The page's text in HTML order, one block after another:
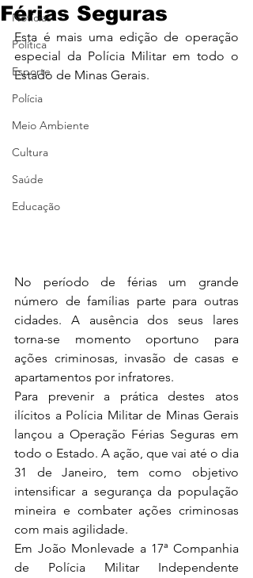
Notícias
Política
Esporte
Polícia
Meio Ambiente
Cultura
Saúde
Educação
Férias Seguras
Esta é mais uma edição de operação
especial da Polícia Militar em todo o
Estado de Minas Gerais.
No período de férias um grande
número de famílias parte para outras
cidades. A ausência dos seus lares
torna-se momento oportuno para
ações criminosas, invasão de casas e
apartamentos por infratores.
Para prevenir a prática destes atos
ilícitos a Polícia Militar de Minas Gerais
lançou a Operação Férias Seguras em
todo o Estado. A ação, que vai até o dia
31 de Janeiro, tem como objetivo
intensificar a segurança da população
mineira e combater ações criminosas
com mais agilidade.
Em João Monlevade a 17ª Companhia
de Polícia Militar Independente